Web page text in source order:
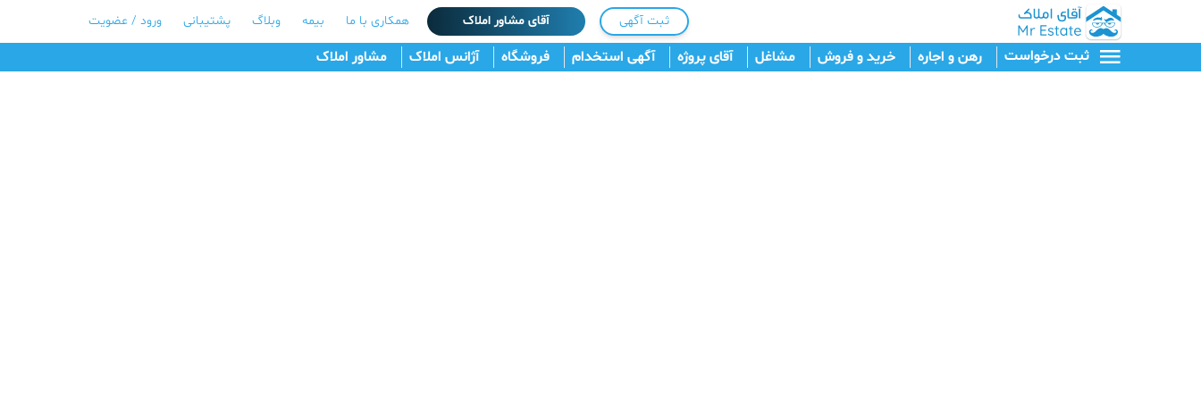
ثبت آگهی آقای مشاور املاک همکاری با ما بیمه وبلاگ پشتیبانی ورود / عضویت
ثبت درخواست رهن و اجاره خرید و فروش مشاغل آقای پروژه آگهی استخدام فروشگاه آژانس املاک مشاور املاک